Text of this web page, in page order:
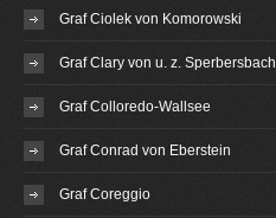
Graf Ciolek von Komorowski
Graf Clary von u. z. Sperbersbach
Graf Colloredo-Wallsee
Graf Conrad von Eberstein
Graf Coreggio